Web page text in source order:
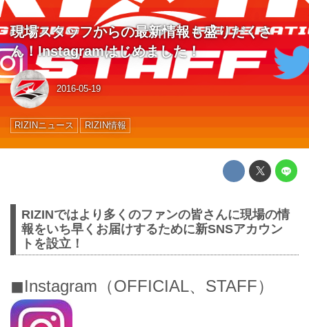
現場スタッフからの最新情報も盛りだくさ
ん！Instagramはじめました！
2016-05-19
RIZINニュース RIZIN情報
RIZINではより多くのファンの皆さんに現場の情
報をいち早くお届けするために新SNSアカウン
トを設立！
◼︎Instagram（OFFICIAL、STAFF）